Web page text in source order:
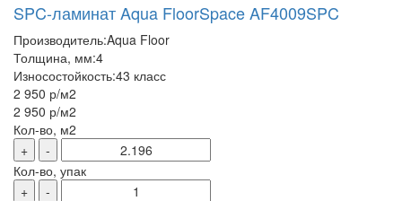
SPC-ламинат Aqua FloorSpace AF4009SPC
Производитель:Aqua Floor
Толщина, мм:4
Износостойкость:43 класс
2 950 р/м2
2 950 р/м2
Кол-во, м2
+
-
Кол-во, упак
+
-